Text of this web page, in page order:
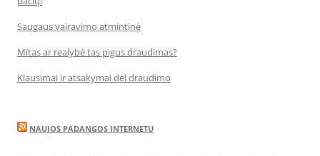
Saugaus vairavimo atmintinė
Mitas ar realybė tas pigus draudimas?
Klausimai ir atsakymai dėl draudimo
NAUJOS PADANGOS INTERNETU